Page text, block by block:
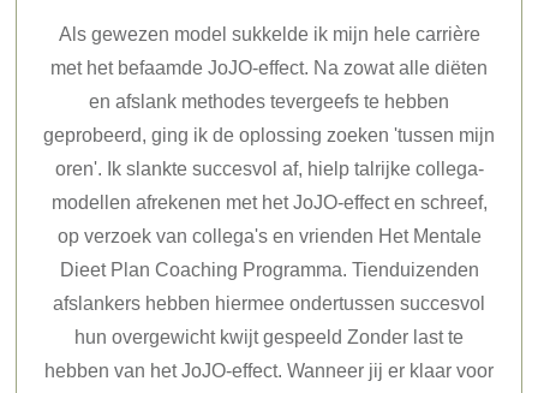
Als gewezen model sukkelde ik mijn hele carrière
met het befaamde JoJO-effect. Na zowat alle diëten
en afslank methodes tevergeefs te hebben
geprobeerd, ging ik de oplossing zoeken 'tussen mijn
oren'. Ik slankte succesvol af, hielp talrijke collega-
modellen afrekenen met het JoJO-effect en schreef,
op verzoek van collega's en vrienden Het Mentale
Dieet Plan Coaching Programma. Tienduizenden
afslankers hebben hiermee ondertussen succesvol
hun overgewicht kwijt gespeeld Zonder last te
hebben van het JoJO-effect. Wanneer jij er klaar voor